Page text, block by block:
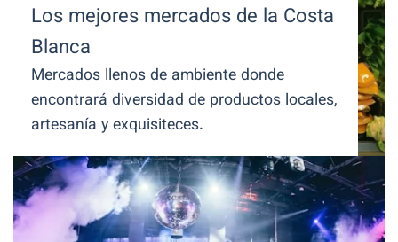
Los mejores mercados de la Costa
Blanca
Mercados llenos de ambiente donde
encontrará diversidad de productos locales,
artesanía y exquisiteces.